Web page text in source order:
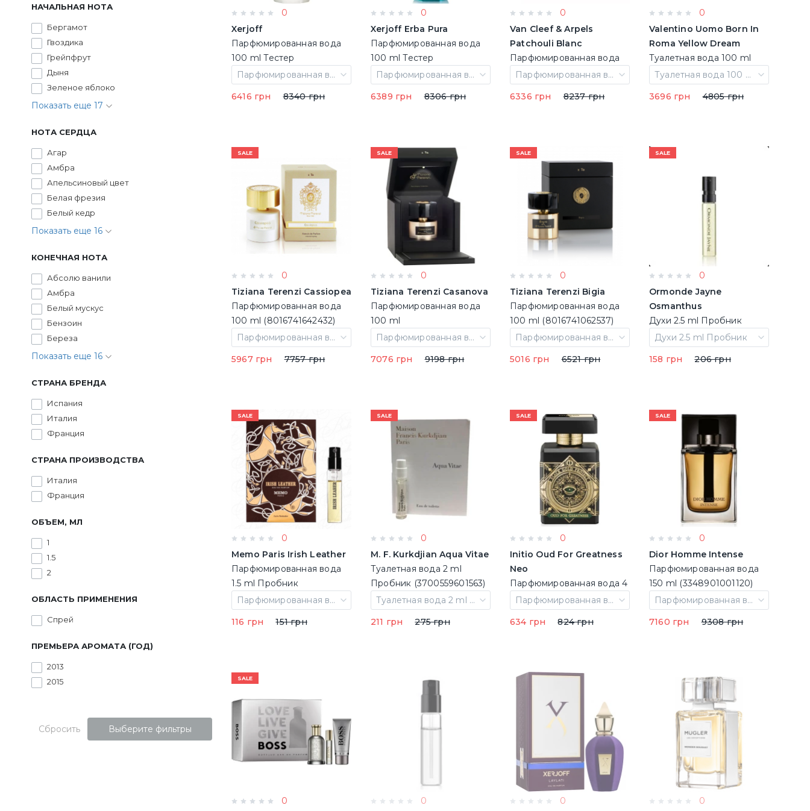
НАЧАЛЬНАЯ НОТА
Бергамот
Гвоздика
Грейпфрут
Дыня
Зеленое яблоко
Показать еще 17
НОТА СЕРДЦА
Агар
Амбра
Апельсиновый цвет
Белая фрезия
Белый кедр
Показать еще 16
КОНЕЧНАЯ НОТА
Абсолю ванили
Амбра
Белый мускус
Бензоин
Береза
Показать еще 16
СТРАНА БРЕНДА
Испания
Италия
Франция
СТРАНА ПРОИЗВОДСТВА
Италия
Франция
ОБЪЕМ, МЛ
1
1.5
2
ОБЛАСТЬ ПРИМЕНЕНИЯ
Спрей
ПРЕМЬЕРА АРОМАТА (ГОД)
2013
2015
Сбросить Выберите фильтры
0
Xerjoff
Парфюмированная вода
100 ml Тестер
Парфюмированная вода 100 ml Тестер
6416 грн
8340 грн
0
Xerjoff Erba Pura
Парфюмированная вода
100 ml Тестер
(8033488156336)
Парфюмированная вода 100 ml Тестер
6389 грн
8306 грн
0
Van Cleef & Arpels
Patchouli Blanc
Парфюмированная вода
75 ml (3386460126045)Парфюмированная вода 75 ml
6336 грн
8237 грн
0
Valentino Uomo Born In
Roma Yellow Dream
Туалетная вода 100 ml
(3614273261425)
Туалетная вода 100 ml
3696 грн
4805 грн
SALE
0
Tiziana Terenzi Cassiopea
Парфюмированная вода
100 ml (8016741642432)
Парфюмированная вода 100 ml
5967 грн
7757 грн
SALE
0
Tiziana Terenzi Casanova
Парфюмированная вода
100 ml
Парфюмированная вода 100 ml
7076 грн
9198 грн
SALE
0
Tiziana Terenzi Bigia
Парфюмированная вода
100 ml (8016741062537)
Парфюмированная вода 100 ml
5016 грн
6521 грн
SALE
0
Ormonde Jayne
Osmanthus
Духи 2.5 ml Пробник
(5060238287265)
Духи 2.5 ml Пробник
158 грн
206 грн
SALE
0
Memo Paris Irish Leather
Парфюмированная вода
1.5 ml Пробник
(3700458601862)
Парфюмированная вода 1.5 ml Пробник
116 грн
151 грн
SALE
0
M. F. Kurkdjian Aqua Vitae
Туалетная вода 2 ml
Пробник (3700559601563)
Туалетная вода 2 ml Пробник
211 грн
275 грн
SALE
0
Initio Oud For Greatness
Neo
Парфюмированная вода 4
ml Миниатюра
Парфюмированная вода 4 ml Миниатюра
634 грн
824 грн
SALE
0
Dior Homme Intense
Парфюмированная вода
150 ml (3348901001120)
Парфюмированная вода 150 ml
7160 грн
9308 грн
SALE
0
0
0
0